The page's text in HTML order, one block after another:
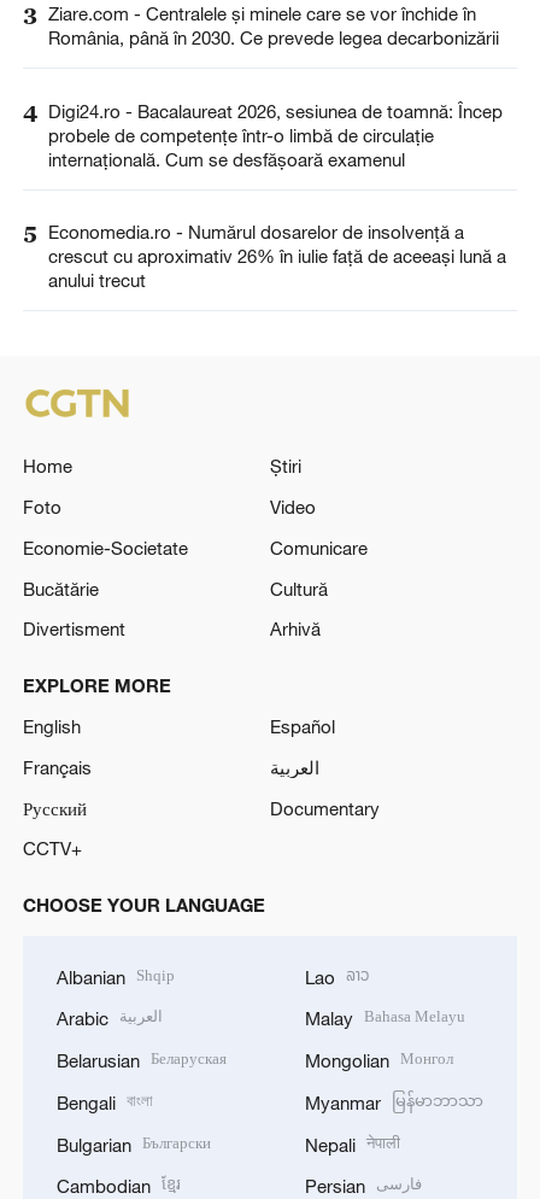
3 Ziare.com - Centralele și minele care se vor închide în
România, până în 2030. Ce prevede legea decarbonizării
4 Digi24.ro - Bacalaureat 2026, sesiunea de toamnă: Încep
probele de competențe într-o limbă de circulație
internațională. Cum se desfășoară examenul
5
Economedia.ro - Numărul dosarelor de insolvenţă a
crescut cu aproximativ 26% în iulie față de aceeași lună a
anului trecut
Home
Știri
Foto
Video
Economie-Societate
Comunicare
Bucătărie
Cultură
Divertisment
Arhivă
EXPLORE MORE
English
Español
Français
العربية
Русский
Documentary
CCTV+
CHOOSE YOUR LANGUAGE
Albanian Shqip
Arabic العربية
Belarusian Беларуская
Bengali বাংলা
Bulgarian Български
Cambodian ខ្មែរ
Lao ລາວ
Malay Bahasa Melayu
Mongolian Монгол
Myanmar မြန်မာဘာသာ
Nepali नेपाली
Persian فارسی